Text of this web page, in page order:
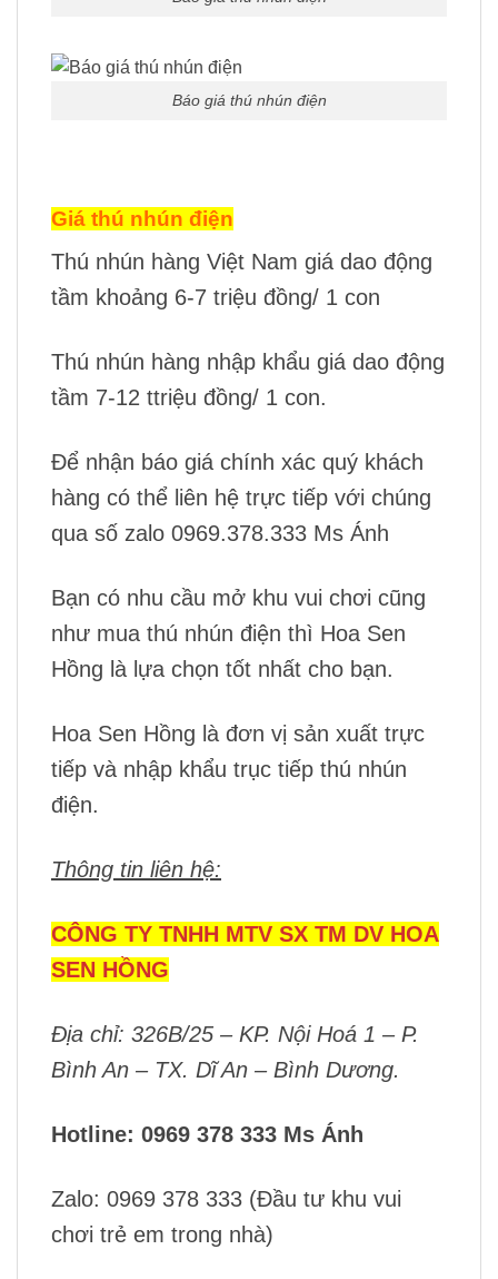
Báo giá thú nhún điện
Giá thú nhún điện
Thú nhún hàng Việt Nam giá dao động
tầm khoảng 6-7 triệu đồng/ 1 con
Thú nhún hàng nhập khẩu giá dao động
tầm 7-12 ttriệu đồng/ 1 con.
Để nhận báo giá chính xác quý khách
hàng có thể liên hệ trực tiếp với chúng
qua số zalo 0969.378.333 Ms Ánh
Bạn có nhu cầu mở khu vui chơi cũng
như mua thú nhún điện thì Hoa Sen
Hồng là lựa chọn tốt nhất cho bạn.
Hoa Sen Hồng là đơn vị sản xuất trực
tiếp và nhập khẩu trục tiếp thú nhún
điện.
Thông tin liên hệ:
CÔNG TY TNHH MTV SX TM DV HOA
SEN HỒNG
Địa chỉ: 326B/25 – KP. Nội Hoá 1 – P.
Bình An – TX. Dĩ An – Bình Dương.
Hotline: 0969 378 333 Ms Ánh
Zalo: 0969 378 333 (Đầu tư khu vui
chơi trẻ em trong nhà)